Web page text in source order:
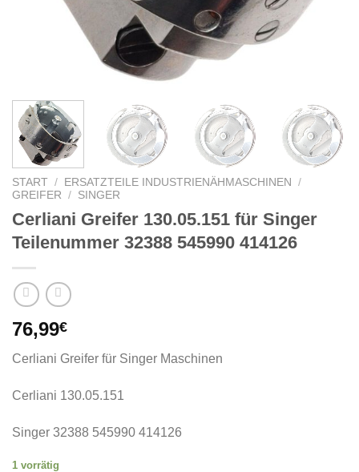
START / ERSATZTEILE INDUSTRIENÄHMASCHINEN
/
GREIFER
/ SINGER
Cerliani Greifer 130.05.151 für Singer
Teilenummer 32388 545990 414126
76,99€
Cerliani Greifer für Singer Maschinen
Cerliani 130.05.151
Singer 32388 545990 414126
1 vorrätig